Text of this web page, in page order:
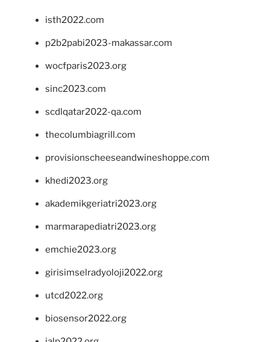
isth2022.com
p2b2pabi2023-makassar.com
wocfparis2023.org
sinc2023.com
scdlqatar2022-qa.com
thecolumbiagrill.com
provisionscheeseandwineshoppe.com
khedi2023.org
akademikgeriatri2023.org
marmarapediatri2023.org
emchie2023.org
girisimselradyoloji2022.org
utcd2022.org
biosensor2022.org